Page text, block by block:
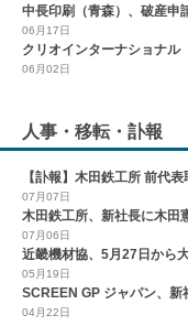
中長印刷（青森）、破産申
06月17日
クリオインターナショナル
06月02日
人事・移転・訃報
【訃報】木田鉄工所 前代
07月07日
木田鉄工所、新社長に木田
07月06日
近畿機材協、5月27日から
05月19日
SCREEN GP ジャパン、
04月22日